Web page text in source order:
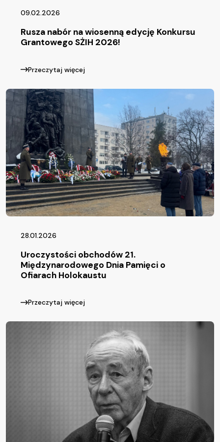
09.02.2026
Rusza nabór na wiosenną edycję Konkursu
Grantowego SŻIH 2026!
Przeczytaj więcej
28.01.2026
Uroczystości obchodów 21.
Międzynarodowego Dnia Pamięci o
Ofiarach Holokaustu
Przeczytaj więcej